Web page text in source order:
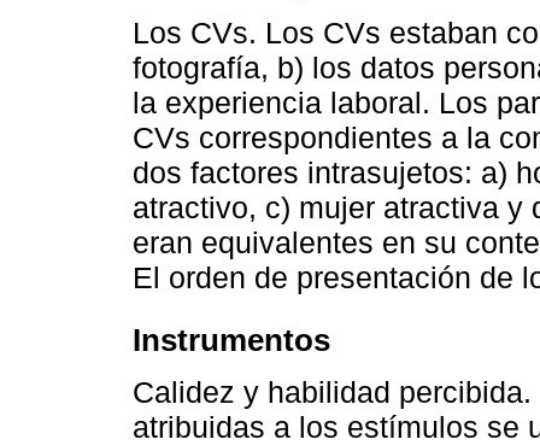
Los CVs. Los CVs estaban
fotografía, b) los datos
la experiencia laboral. Los
CVs correspondientes a la
dos factores intrasujetos: a)
atractivo, c) mujer atractiva y
eran equivalentes en su
El orden de presentación de
Instrumentos
Calidez y habilidad
atribuidas a los estímulos se